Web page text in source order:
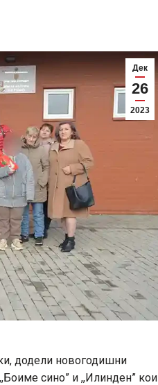
Дек
26
2023
додели новогодишни
сино” и ,,Илинден” кои